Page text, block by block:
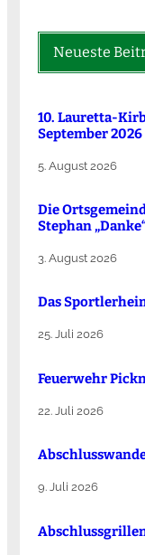
Neueste
10. Lauretta-
September 2026
5. August 2026
Die
Stephan
3. August 2026
Das
25. Juli 2026
Feuerwehr
22. Juli 2026
9. Juli 2026